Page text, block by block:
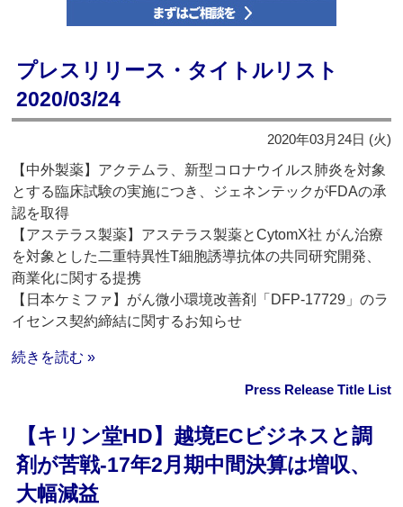
プレスリリース・タイトルリスト
2020/03/24
2020年03月24日 (火)
【中外製薬】アクテムラ、新型コロナウイルス肺炎を対象
とする臨床試験の実施につき、ジェネンテックがFDAの承
認を取得
【アステラス製薬】アステラス製薬とCytomX社 がん治療
を対象とした二重特異性T細胞誘導抗体の共同研究開発、
商業化に関する提携
【日本ケミファ】がん微小環境改善剤「DFP-17729」のラ
イセンス契約締結に関するお知らせ
続きを読む »
Press Release Title List
【キリン堂HD】越境ECビジネスと調
剤が苦戦‐17年2月期中間決算は増収、
大幅減益